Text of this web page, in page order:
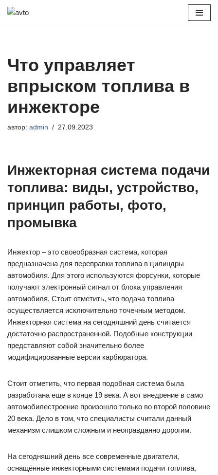
Что управляет
впрыском топлива в
инжекторе
автор: admin 27.09.2023
Инжекторная система подачи
топлива: виды, устройство,
принцип работы, фото,
промывка
Инжектор – это своеобразная система, которая
предназначена для переправки топлива в цилиндры
автомобиля. Для этого используются форсунки, которые
получают электронный сигнал от блока управления
автомобиля. Стоит отметить, что подача топлива
осуществляется исключительно точечным методом.
Инжекторная система на сегодняшний день считается
достаточно распространенной. Подобные конструкции
представляют собой значительно более
модифицированные версии карбюратора.
Стоит отметить, что первая подобная система была
разработана еще в конце 19 века. А вот внедрение в само
автомобилестроение произошло только во второй половине
20 века. Дело в том, что специалисты считали данный
механизм слишком сложным и неоправданно дорогим.
На сегодняшний день все современные двигатели,
оснащённые инжекторными системами подачи топлива,